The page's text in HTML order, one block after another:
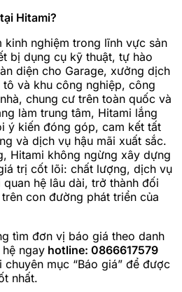
Hitami?
kinh nghiệm trong lĩnh vực sản
bị dụng cụ kỹ thuật, tự hào
diện cho Garage, xưởng dịch
và khu công nghiệp, công
chung cư trên toàn quốc và
làm trung tâm, Hitami lắng
ý kiến đóng góp, cam kết tất
và dịch vụ hậu mãi xuất sắc.
Hitami không ngừng xây dựng
trị cốt lõi: chất lượng, dịch vụ
hệ lâu dài, trở thành đối
con đường phát triển của
tìm đơn vị báo giá theo danh
ngay hotline: 0866617579
mục “Báo giá” để được
nhất.